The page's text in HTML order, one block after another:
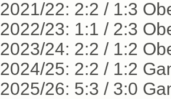
2021/22: 2:2 / 1:3
2022/23: 1:1 / 2:3
2023/24: 2:2 / 1:2
2024/25: 2:2 / 1:2
2025/26: 5:3 / 3:0